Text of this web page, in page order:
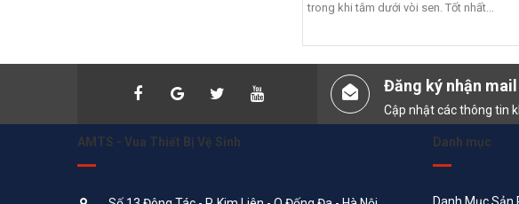
trong khi tắm dưới vòi sen. Tốt nhất...
Đăng ký nhận mail
Cập nhật các thông tin
AMTS - Vua Thiết Bị Vệ Sinh Danh mục